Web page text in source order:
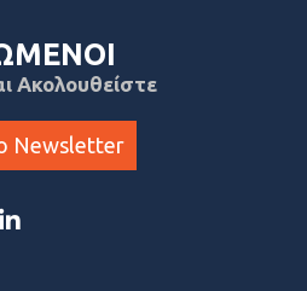
Ακολουθείστε
Newsletter